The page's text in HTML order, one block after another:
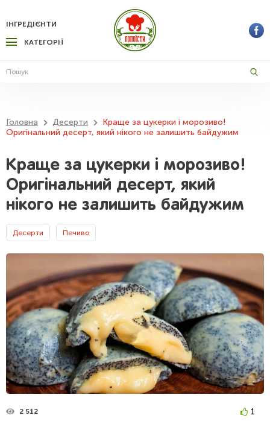
КАТЕГОРІЇ
ІНГРЕДІЄНТИ
Головна Десерти
Краще за цукерки і морозиво!
Оригінальний десерт, який нікого не залишить байдужим
Краще за цукерки і морозиво!
Оригінальний десерт, який
нікого не залишить байдужим
Десерти Печиво
2 512 1